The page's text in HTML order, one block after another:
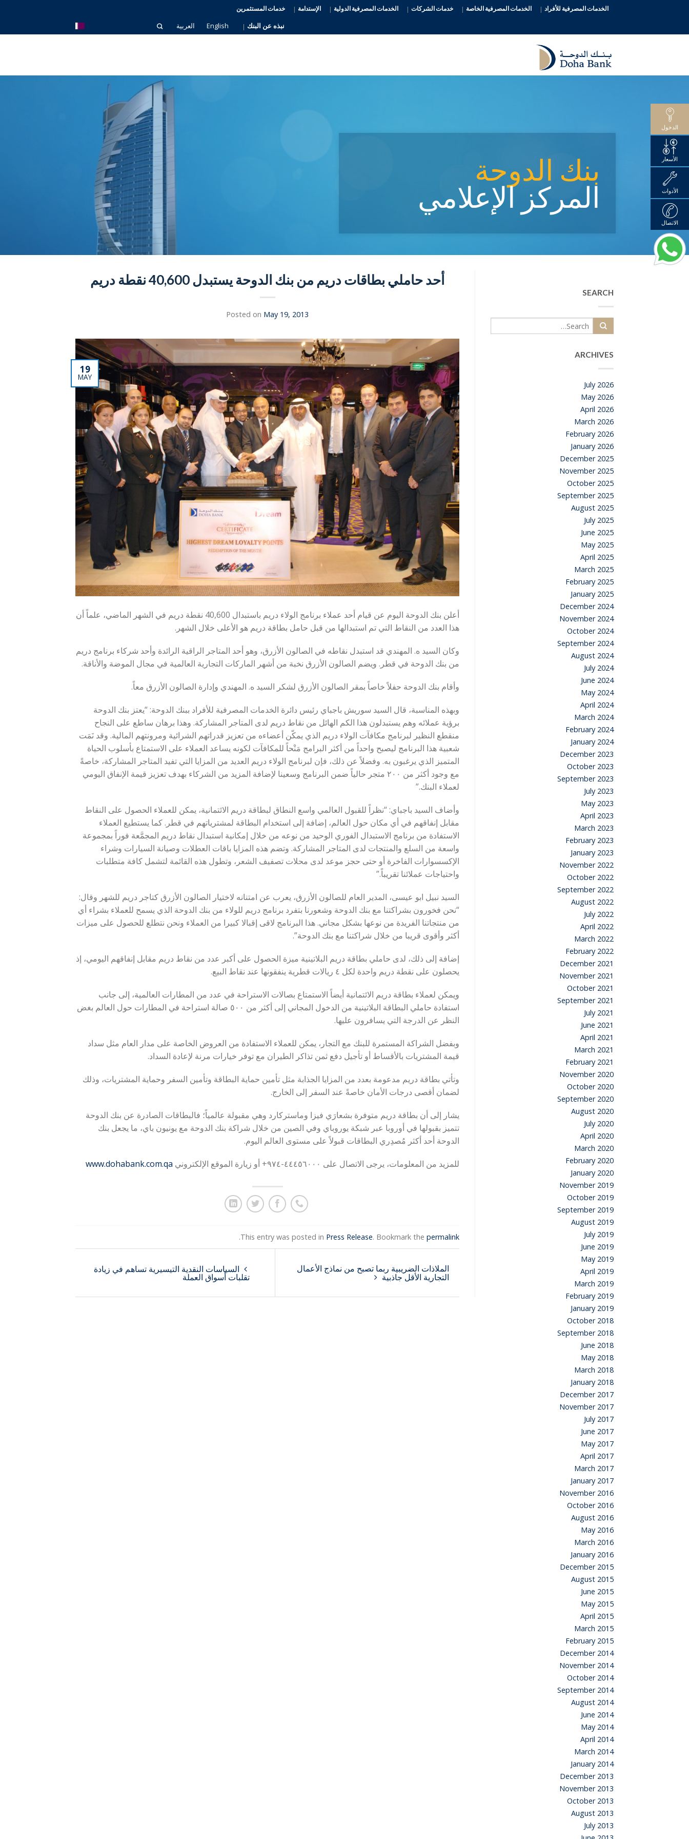
الخدمات المصرفية للأفراد الخدمات المصرفية الخاصة خدمات الشركات الخدمات المصرفية الدولية الإستدامة خدمات المستثمرين
نبذه عن البنك English العربية
بنك الدوحة
المركز الإعلامي
أحد حاملي بطاقات دريم من بنك الدوحة يستبدل 40,600 نقطة دريم
Posted on May 19, 2013
19
MAY
أعلن بنك الدوحة اليوم عن قيام أحد عملاء برنامج الولاء دريم باستبدال 40,600 نقطة دريم في الشهر الماضي، علماً أن
هذا العدد من النقاط التي تم استبدالها من قبل حامل بطاقة دريم هو الأعلى خلال الشهر.
وكان السيد ه. المهندي قد استبدل نقاطه في الصالون الأزرق، وهو أحد المتاجر الراقية الرائدة وأحد شركاء برنامج دريم
من بنك الدوحة في قطر. ويضم الصالون الأزرق نخبة من أشهر الماركات التجارية العالمية في مجال الموضة والأناقة.
وأقام بنك الدوحة حفلاً خاصاً بمقر الصالون الأزرق لشكر السيد ه. المهندي وإدارة الصالون الأزرق معاً.
وبهذه المناسبة، قال السيد سوريش باجباي رئيس دائرة الخدمات المصرفية للأفراد ببنك الدوحة: “يعتز بنك الدوحة
برؤية عملائه وهم يستبدلون هذا الكم الهائل من نقاط دريم لدى المتاجر المشاركة. وهذا برهان ساطع على النجاح
منقطع النظير لبرنامج مكافآت الولاء دريم الذي يمكّن أعضاءه من تعزيز قدراتهم الشرائية ومرونتهم المالية. وقد نَمَت
شعبية هذا البرنامج ليصبح واحداً من أكثر البرامج مَنْحاً للمكافآت لكونه يساعد العملاء على الاستمتاع بأسلوب الحياة
المتميز الذي يرغبون به. وفضلاً عن ذلك، فإن لبرنامج الولاء دريم العديد من المزايا التي تفيد المتاجر المشاركة، خاصةً
مع وجود أكثر من ٢٠٠ متجر حالياً ضمن البرنامج وسعينا لإضافة المزيد من الشركاء بهدف تعزيز قيمة الإنفاق اليومي
لعملاء البنك.”
وأضاف السيد باجباي: “نظراً للقبول العالمي واسع النطاق لبطاقة دريم الائتمانية، يمكن للعملاء الحصول على النقاط
مقابل إنفاقهم في أي مكان حول العالم، إضافة إلى استخدام البطاقة لمشترياتهم في قطر. كما يستطيع العملاء
الاستفادة من برنامج الاستبدال الفوري الوحيد من نوعه من خلال إمكانية استبدال نقاط دريم المجمَّعة فوراً بمجموعة
واسعة من السلع والمنتجات لدى المتاجر المشاركة. وتضم هذه المزايا باقات العطلات وصيانة السيارات وشراء
الإكسسوارات الفاخرة أو حتى حجز موعد لدى محلات تصفيف الشعر، وتطول هذه القائمة لتشمل كافة متطلبات
واحتياجات عملائنا تقريباً.”
السيد نبيل ابو عيسى، المدير العام للصالون الأزرق، يعرب عن امتنانه لاختيار الصالون الأزرق كتاجر دريم للشهر وقال:
“نحن فخورون بشراكتنا مع بنك الدوحة وشعورنا بتفرد برنامج دريم للولاء من بنك الدوحة الذي يسمح للعملاء بشراء أي
من منتجاتنا الفريدة من نوعها بشكل مجاني. هذا البرنامج لاقى إقبالا كبيرا من العملاء ونحن نتطلع للحصول على ميزات
أكثر وأقوى قريبا من خلال شراكتنا مع بنك الدوحة”.
إضافة إلى ذلك، لدى حاملي بطاقة دريم البلاتينية ميزة الحصول على أكبر عدد من نقاط دريم مقابل إنفاقهم اليومي، إذ
يحصلون على نقطة دريم واحدة لكل ٤ ريالات قطرية ينفقونها عند نقاط البيع.
ويمكن لعملاء بطاقة دريم الائتمانية أيضاً الاستمتاع بصالات الاستراحة في عدد من المطارات العالمية، إلى جانب
استفادة حاملي البطاقة البلاتينية من الدخول المجاني إلى أكثر من ٥٠٠ صالة استراحة في المطارات حول العالم بغض
النظر عن الدرجة التي يسافرون عليها.
وبفضل الشراكة المستمرة للبنك مع التجار، يمكن للعملاء الاستفادة من العروض الخاصة على مدار العام مثل سداد
قيمة المشتريات بالأقساط أو تأجيل دفع ثمن تذاكر الطيران مع توفر خيارات مرنة لإعادة السداد.
وتأتي بطاقة دريم مدعومة بعدد من المزايا الجذابة مثل تأمين حماية البطاقة وتأمين السفر وحماية المشتريات، وذلك
لضمان أقصى درجات الأمان خاصةً عند السفر إلى الخارج.
يشار إلى أن بطاقة دريم متوفرة بشعارَي فيزا وماستركارد وهي مقبولة عالمياً؛ فالبطاقات الصادرة عن بنك الدوحة
تتميز بقبولها في أوروبا عبر شبكة يوروباي وفي الصين من خلال شراكة بنك الدوحة مع يونيون باي، ما يجعل بنك
الدوحة أحد أكثر مُصدِري البطاقات قبولاً على مستوى العالم اليوم.
للمزيد من المعلومات، يرجى الاتصال على ٤٤٤٥٦٠٠٠-٩٧٤+ أو زيارة الموقع الإلكتروني www.dohabank.com.qa
This entry was posted in Press Release. Bookmark the permalink
.
السياسات النقدية التيسيرية تساهم في زيادة
تقلبات أسواق العملة
الملاذات الضريبية ربما تصبح من نماذج الأعمال
التجارية الأقل جاذبية
SEARCH
ARCHIVES
July 2026
May 2026
April 2026
March 2026
February 2026
January 2026
December 2025
November 2025
October 2025
September 2025
August 2025
July 2025
June 2025
May 2025
April 2025
March 2025
February 2025
January 2025
December 2024
November 2024
October 2024
September 2024
August 2024
July 2024
June 2024
May 2024
April 2024
March 2024
February 2024
January 2024
December 2023
October 2023
September 2023
July 2023
May 2023
April 2023
March 2023
February 2023
January 2023
November 2022
October 2022
September 2022
August 2022
July 2022
April 2022
March 2022
February 2022
December 2021
November 2021
October 2021
September 2021
July 2021
June 2021
April 2021
March 2021
February 2021
November 2020
October 2020
September 2020
August 2020
July 2020
April 2020
March 2020
February 2020
January 2020
November 2019
October 2019
September 2019
August 2019
July 2019
June 2019
May 2019
April 2019
March 2019
February 2019
January 2019
October 2018
September 2018
June 2018
May 2018
March 2018
January 2018
December 2017
November 2017
July 2017
June 2017
May 2017
April 2017
March 2017
January 2017
November 2016
October 2016
August 2016
May 2016
March 2016
January 2016
December 2015
August 2015
June 2015
May 2015
April 2015
March 2015
February 2015
December 2014
November 2014
October 2014
September 2014
August 2014
June 2014
May 2014
April 2014
March 2014
January 2014
December 2013
November 2013
October 2013
August 2013
July 2013
الدخول
الأسعار
الأدوات
الاتصال